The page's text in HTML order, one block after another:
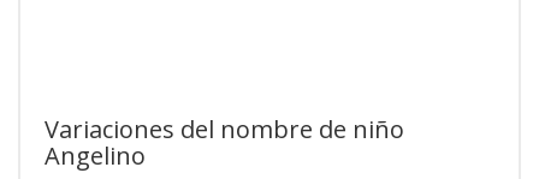
Variaciones del nombre de niño
Angelino